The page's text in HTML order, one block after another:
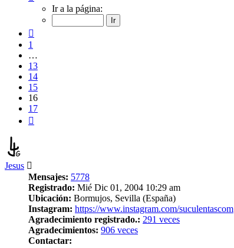
16
Ir a la página:
1
…
13
14
15
16
17
Jesus
Mensajes: 5778
Registrado: Mié Dic 01, 2004 10:29 am
Ubicación: Bormujos, Sevilla (España)
Instagram: https://www.instagram.com/suculentascom
Agradecimiento registrado.: 291 veces
Agradecimientos: 906 veces
Contactar: